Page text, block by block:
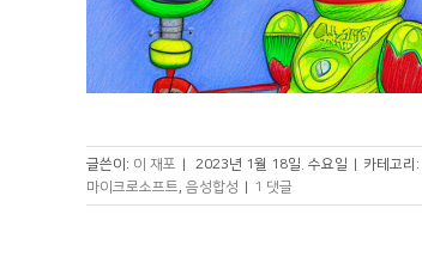
글쓴이: 이 재포 2023년 1월 18일. 수요일 카테고리:
마이크로소프트, 음성합성 1 댓글